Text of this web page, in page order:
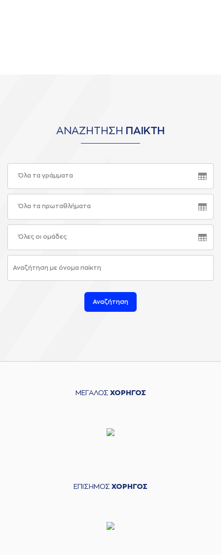
ΑΝΑΖΗΤΗΣΗ ΠΑΙΚΤΗ
Όλα τα γράμματα
Όλα τα πρωταθλήματα
Όλες οι ομάδες
Αναζήτηση
ΜΕΓΑΛΟΣ ΧΟΡΗΓΟΣ
ΕΠΙΣΗΜΟΣ ΧΟΡΗΓΟΣ